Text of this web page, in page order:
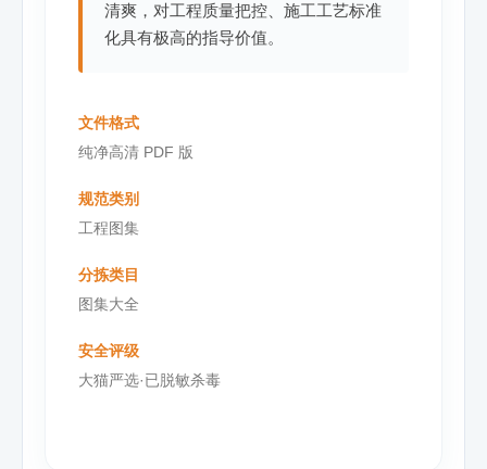
清爽，对工程质量把控、施工工艺标准
化具有极高的指导价值。
文件格式
纯净高清 PDF 版
规范类别
工程图集
分拣类目
图集大全
安全评级
大猫严选·已脱敏杀毒